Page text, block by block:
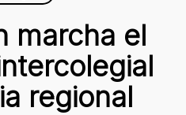
marcha el
regional